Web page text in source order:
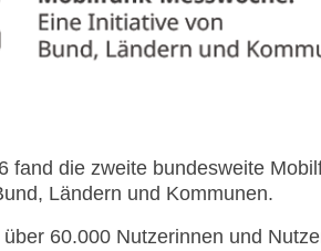
fand die zweite bundesweite
Ländern und Kommunen.
60.000 Nutzerinnen und